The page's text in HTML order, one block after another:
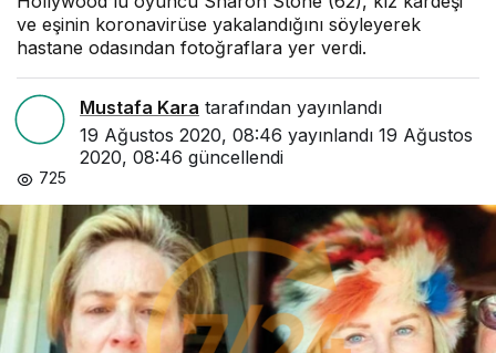
ve eşinin koronavirüse yakalandığını söyleyerek
hastane odasından fotoğraflara yer verdi.
Mustafa Kara tarafından yayınlandı
19 Ağustos 2020, 08:46 yayınlandı 19 Ağustos
2020, 08:46 güncellendi
725